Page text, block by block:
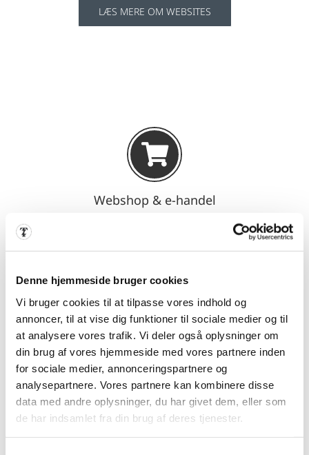
Denne hjemmeside bruger cookies
Vi bruger cookies til at tilpasse vores indhold og
annoncer, til at vise dig funktioner til sociale medier og til
at analysere vores trafik. Vi deler også oplysninger om
din brug af vores hjemmeside med vores partnere inden
for sociale medier, annonceringspartnere og
analysepartnere. Vores partnere kan kombinere disse
data med andre oplysninger, du har givet dem, eller som
de har indsamlet fra din brug af deres tjenester.
LÆS MERE OM WEBSITES
Webshop & e-handel
Vi arbejder primært med WooCommerce,
butik. Udvidelsesmulighederne er stort set
matcher dine ønsker og behov.
LÆS MERE OM WEBSHOP